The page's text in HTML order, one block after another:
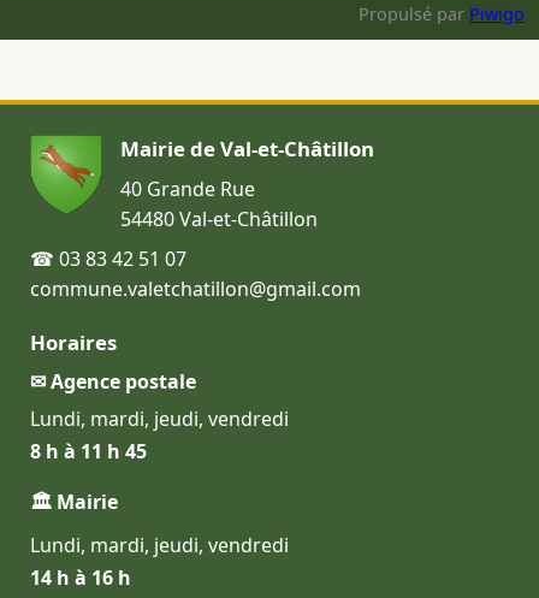
Propulsé par Piwigo
Mairie de Val-et-Châtillon
40 Grande Rue
54480 Val-et-Châtillon
☎ 03 83 42 51 07
commune.valetchatillon@gmail.com
Horaires
✉ Agence postale
Lundi, mardi, jeudi, vendredi
8 h à 11 h 45
🏛 Mairie
Lundi, mardi, jeudi, vendredi
14 h à 16 h